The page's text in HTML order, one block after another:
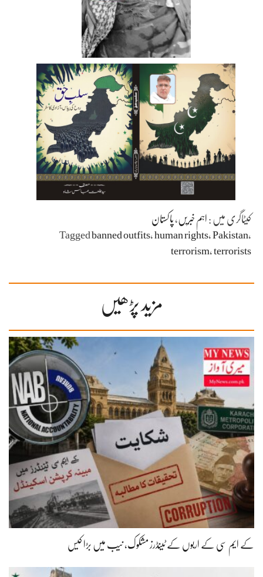
کیٹاگری میں : اہم خبریں، پاکستان
Tagged banned outfits،human rights،Pakistan،
terrorism،terrorists
مزید پڑھیں
کے ایم سی کے اربوں کے ٹینڈرز مشکوک، نیب میں بڑا کیس